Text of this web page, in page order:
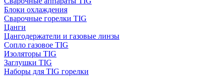
Блоки охлаждения
Сварочные горелки TIG
Цанги
Цангодержатели и газовые линзы
Сопло газовое TIG
Изоляторы TIG
Заглушки TIG
Наборы для TIG горелки